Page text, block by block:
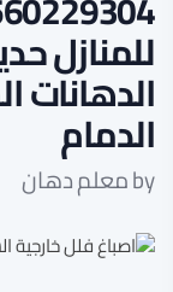
للمنازل
الدهانات
الدمام
byمعلم دهان